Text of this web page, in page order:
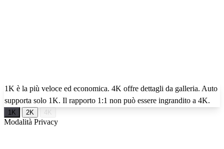
1K è la più veloce ed economica. 4K offre dettagli da galleria. Auto
supporta solo 1K. Il rapporto 1:1 non può essere ingrandito a 4K.
1K 2K 4K
Modalità Privacy